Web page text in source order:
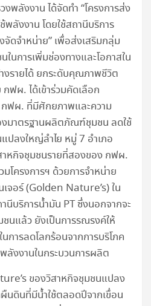
งพลังงาน ได้จัดทำ “โครงการส่ง
ลังงาน โดยใช้สถานีบริการ
จัดจำหน่าย” เพื่อส่งเสริมกลุ่ม
นการเพิ่มช่องทางและโอกาสใน
รายได้ ยกระดับคุณภาพชีวิต
ฟผ. ได้เข้าร่วมคัดเลือก
ผ. ที่มีศักยภาพและความ
งมาตรฐานผลิตภัณฑ์ชุมชน ลดใช้
ปลงใหญ่ลำไย หมู่ 7 อำเภอ
าหกิจชุมชนรายที่สองของ กฟผ.
มโครงการฯ ด้วยการจำหน่าย
จอร์ (Golden Nature’s) ใน
บริการน้ำมัน PT ซึ่งนอกจากจะ
ชนแล้ว ยังเป็นการรณรงค์ให้
การลดโลกร้อนจากการบริโภค
งงานในกระบวนการผลิต
ของวิสาหกิจชุมชนแปลง
นดินที่มีน้ำใช้ตลอดปีจากเขื่อน